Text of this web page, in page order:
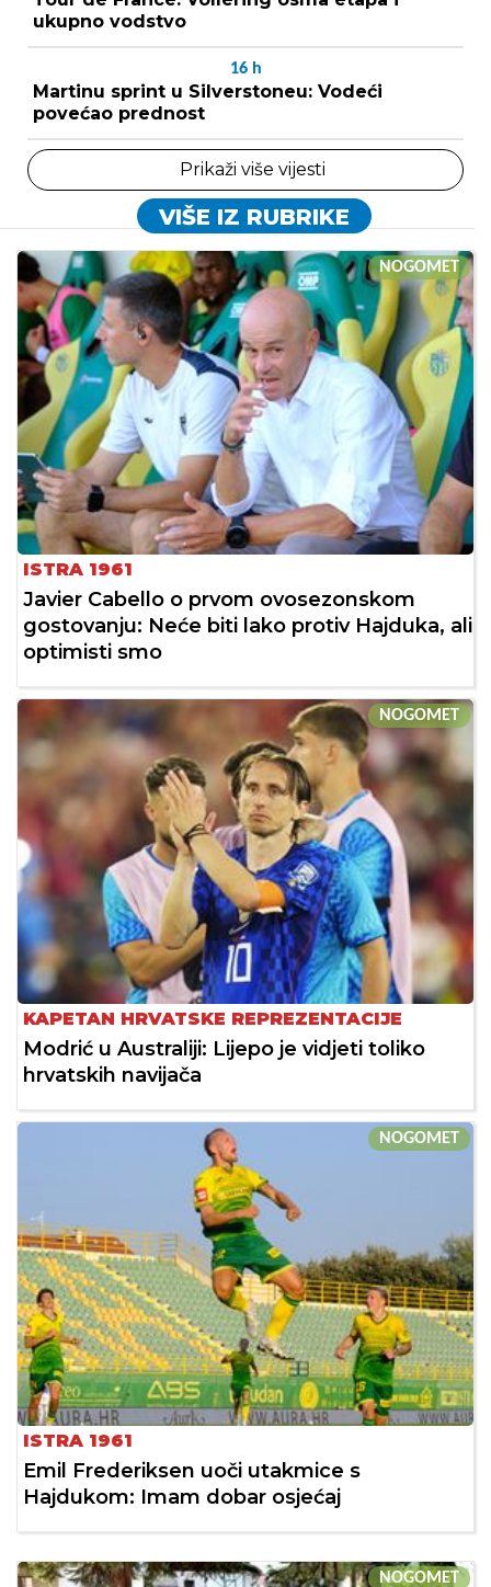
ukupno vodstvo
16 h
Martinu sprint u Silverstoneu: Vodeći
povećao prednost
Prikaži više vijesti
VIŠE IZ RUBRIKE
NOGOMET
ISTRA 1961
Javier Cabello o prvom ovosezonskom
gostovanju: Neće biti lako protiv Hajduka, ali
optimisti smo
NOGOMET
KAPETAN HRVATSKE REPREZENTACIJE
Modrić u Australiji: Lijepo je vidjeti toliko
hrvatskih navijača
NOGOMET
ISTRA 1961
Emil Frederiksen uoči utakmice s
Hajdukom: Imam dobar osjećaj
NOGOMET